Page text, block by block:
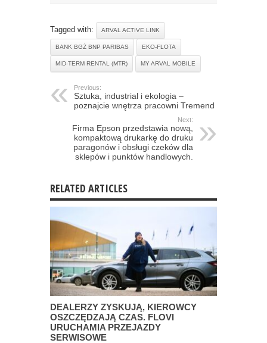
Tagged with: ARVAL ACTIVE LINK
BANK BGŻ BNP PARIBAS EKO-FLOTA
MID-TERM RENTAL (MTR) MY ARVAL MOBILE
Previous:
Sztuka, industrial i ekologia –
poznajcie wnętrza pracowni Tremend
Next:
Firma Epson przedstawia nową,
kompaktową drukarkę do druku
paragonów i obsługi czeków dla
sklepów i punktów handlowych.
RELATED ARTICLES
DEALERZY ZYSKUJĄ, KIEROWCY
OSZCZĘDZAJĄ CZAS. FLOVI
URUCHAMIA PRZEJAZDY
SERWISOWE